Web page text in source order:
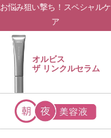
お悩み狙い撃ち！スペシャルケ
ア
オルビス
ザ リンクルセラム